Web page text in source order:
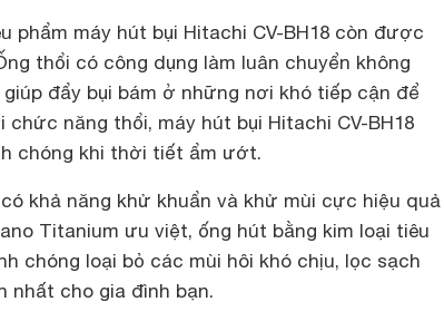
phẩm máy hút bụi Hitachi CV-BH18 còn được
thổi có công dụng làm luân chuyển không
đẩy bụi bám ở những nơi khó tiếp cận để
năng thổi, máy hút bụi Hitachi CV-BH18
chóng khi thời tiết ẩm ướt.
khả năng khử khuẩn và khử mùi cực hiệu quả
Titanium ưu việt, ống hút bằng kim loại tiêu
chóng loại bỏ các mùi hôi khó chịu, lọc sạch
nhất cho gia đình bạn.